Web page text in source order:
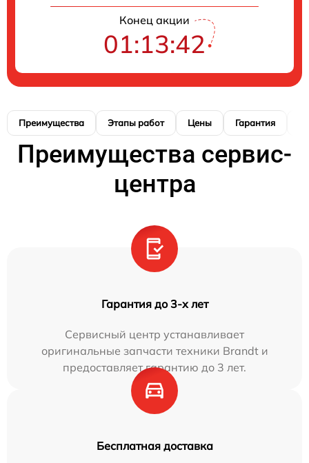
Конец акции
01:13:41
Преимущества Этапы работ Цены Гарантия
Преимущества сервис-
центра
Гарантия до 3-х лет
Сервисный центр устанавливает
оригинальные запчасти техники Brandt и
предоставляет гарантию до 3 лет.
Бесплатная доставка